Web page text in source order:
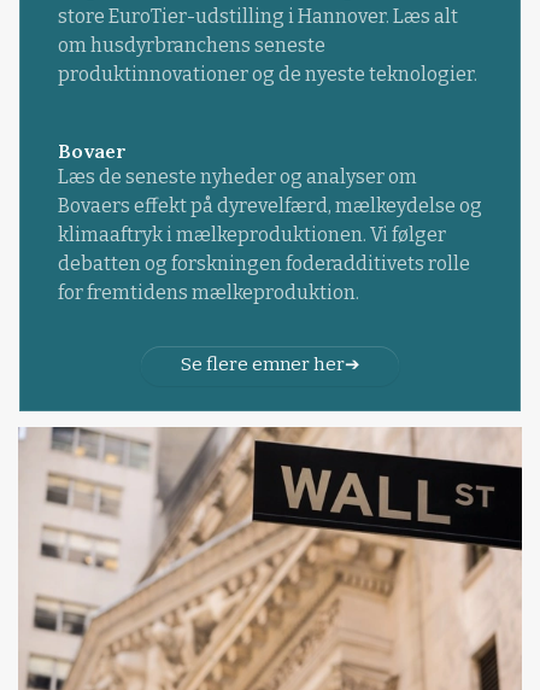
store EuroTier-udstilling i Hannover. Læs alt
om husdyrbranchens seneste
produktinnovationer og de nyeste teknologier.
Bovaer
Læs de seneste nyheder og analyser om
Bovaers effekt på dyrevelfærd, mælkeydelse og
klimaaftryk i mælkeproduktionen. Vi følger
debatten og forskningen foderadditivets rolle
for fremtidens mælkeproduktion.
Se flere emner her